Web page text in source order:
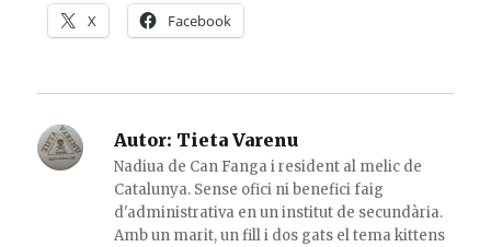
X Facebook
Autor: Tieta Varenu
Nadiua de Can Fanga i resident al melic de
Catalunya. Sense ofici ni benefici faig
d'administrativa en un institut de secundària.
Amb un marit, un fill i dos gats el tema kittens